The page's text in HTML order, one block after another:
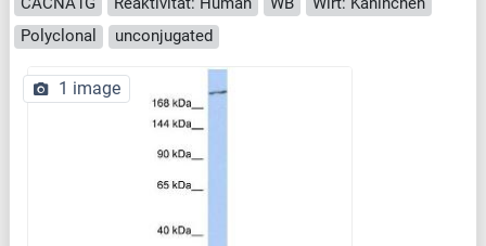
Polyclonal
unconjugated
1 image